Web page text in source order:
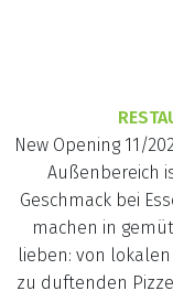
New Opening 11/
Außenbereich
Geschmack bei
machen in
lieben: von
zu duftenden